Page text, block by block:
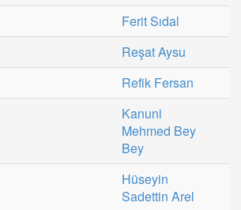
Ferit Sıdal
Reşat Aysu
Refik Fersan
Kanuni
Mehmed Bey
Bey
Hüseyin
Sadettin Arel